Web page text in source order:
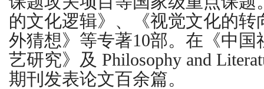
的文化逻辑》 、《视觉文化的
外猜想》等专著10部。在《中国
艺研究》及 Philosophy and
期刊发表论文百余篇。